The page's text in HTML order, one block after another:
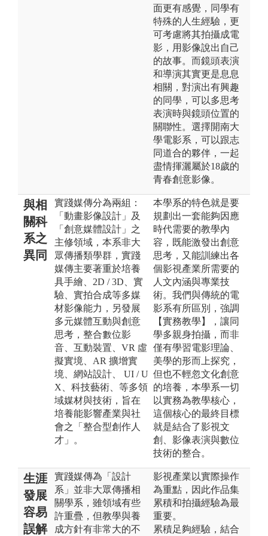
面更有感覺，同學有
特殊的人生經驗，更
可考慮將其拍攝成電
影，用影像說出自己
的故事。而鏡頭表演
和導演其實更是息息
相關，對演出有興趣
的同學，可以多思考
表演時與鏡頭位置的
關聯性。選擇開南大
學電影系，可以跟志
同道合的夥伴，一起
盡情揮灑屬於18歲的
青春創意影像。
與相
關科
系之
異同
實踐媒傳分為兩組：
「動畫影像設計」及
「創意媒體設計」之
主修領域，本系非大
眾傳播類學群，實踐
媒傳主要著重於培養
具手繪、2D / 3D、實
驗、實拍合成等多媒
材影像能力，另發展
多元媒體互動與創意
思考，整合數位影
音、互動裝置、VR 虛
擬實境、AR 擴增實
境、網站設計、 UI / U
X、科技藝術、等多領
域媒材與技術，旨在
培養能影響產業與社
會之「整合型創作人
才」。
本學系的特色就是要
規劃出一套能夠因應
時代需要的教學內
容，既能激發出創意
思考，又能訓練出各
個影視產業所需要的
人文內涵與專業技
術。我們與傳統的電
影系有所區別，強調
【實務教學】，讓同
學多親身拍攝，而非
僅有學習電影理論、
美學的形而上探究，
但也不輕忽文化創意
的培養，本學系一切
以實務為教學核心，
這個核心的最終目標
就是結合了影視文
創、影像表演與數位
技術的整合。​
生涯
發展
容易
誤解
實踐媒傳為「設計
系」並非大眾傳播相
關學系，雖領域有些
許重疊，但教學與養
成方針有非常大的不
影視產業以實際操作
為重點，因此作品集
累積和拍攝經驗為最
重要。
累積足夠經驗，結合